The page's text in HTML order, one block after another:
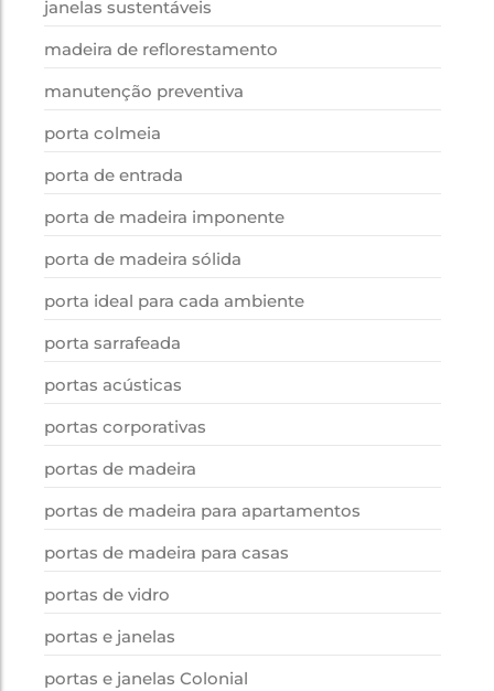
janelas sustentáveis
madeira de reflorestamento
manutenção preventiva
porta colmeia
porta de entrada
porta de madeira imponente
porta de madeira sólida
porta ideal para cada ambiente
porta sarrafeada
portas acústicas
portas corporativas
portas de madeira
portas de madeira para apartamentos
portas de madeira para casas
portas de vidro
portas e janelas
portas e janelas Colonial